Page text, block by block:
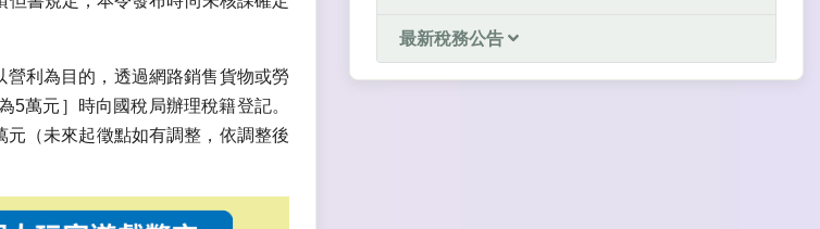
利為目的，透過網路銷售貨物或勞
萬元］時向國稅局辦理稅籍登記。
（未來起徵點如有調整，依調整後
最新稅務公告